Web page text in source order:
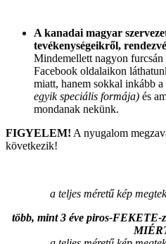
A kanadai magyar
tevékenységeikről,
Mindemellett nagyon
Facebook oldalaikon
miatt, hanem sokkal inkább a
egyik speciális formája) és
mondanak nekünk.
FIGYELEM! A nyugalom
következik!
a teljes méretű kép
több, mint 3 éve piros-FEKETE-